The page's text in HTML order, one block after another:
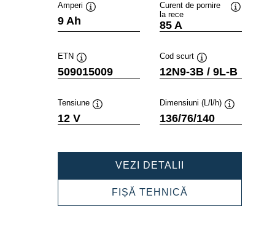
Amperi
9 Ah
Curent de pornire
la rece
85 A
ETN
Tooltip
509015009
Cod scurt
Tooltip
12N9-3B / 9L-B
Tensiune
12 V
Dimensiuni (L/l/h)
136/76/140
VEZI DETALII
509015009
FIȘĂ TEHNICĂ